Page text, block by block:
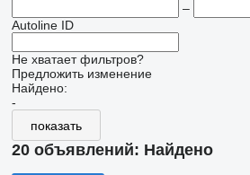
–
Autoline ID
Не хватает фильтров?
Предложить изменение
Найдено:
-
показать
20 объявлений: Найдено